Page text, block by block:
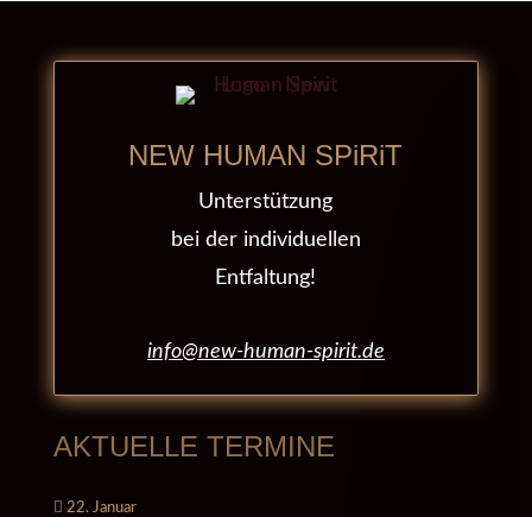
NEW HUMAN SPiRiT
Unterstützung
bei der individuellen
Entfaltung!
info@new-human-spirit.de
AKTUELLE TERMINE
22. Januar